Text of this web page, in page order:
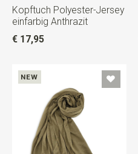
Kopftuch Polyester-Jersey
einfarbig Anthrazit
€ 17,95
NEW